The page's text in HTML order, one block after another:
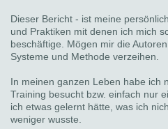
Dieser Bericht - ist meine
und Praktiken mit denen ich mich
beschäftige. Mögen mir die
Systeme und Methode verzeihen.
In meinen ganzen Leben habe ich
Training besucht bzw. einfach nur
ich etwas gelernt hätte, was ich
weniger wusste.